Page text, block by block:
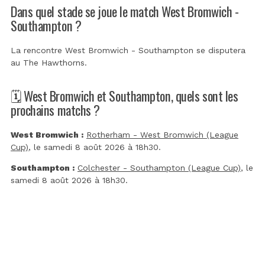
Dans quel stade se joue le match West Bromwich -
Southampton ?
La rencontre West Bromwich - Southampton se disputera
au The Hawthorns.
🗓️ West Bromwich et Southampton, quels sont les
prochains matchs ?
West Bromwich : Rotherham - West Bromwich (League
Cup), le samedi 8 août 2026 à 18h30.
Southampton : Colchester - Southampton (League Cup), le
samedi 8 août 2026 à 18h30.